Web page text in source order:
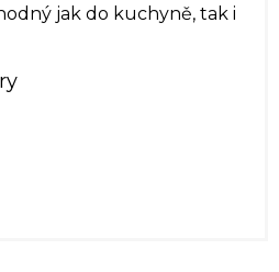
jak do kuchyně, tak i